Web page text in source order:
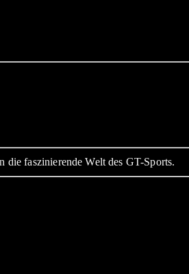
faszinierende Welt des GT-Sports.